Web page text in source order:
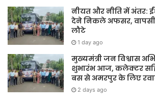
नीयत और नीति में अंतर:
देने निकले अफसर, वापसी
लौटे
1 day ago
मुख्यमंत्री जन विश्वास
शुभारंभ आज, कलेक्टर
बस से अमरपुर के लिए
2 days ago